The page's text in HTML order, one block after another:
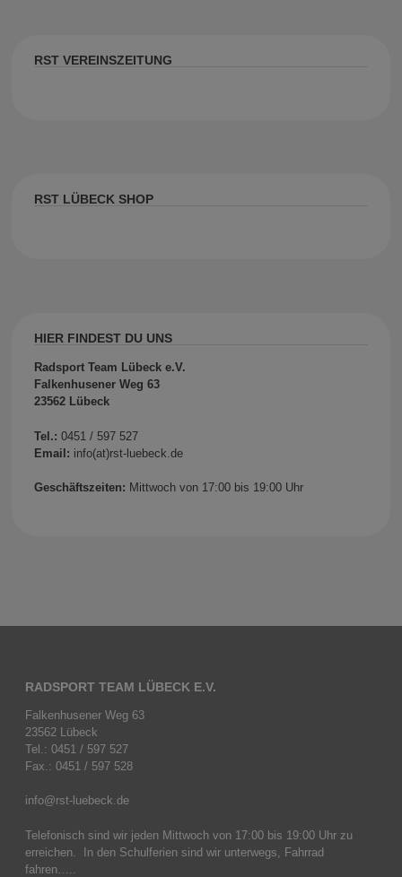
RST VEREINSZEITUNG
RST LÜBECK SHOP
HIER FINDEST DU UNS
Radsport Team Lübeck e.V.
Falkenhusener Weg 63
23562 Lübeck
Tel.: 0451 / 597 527
Email: info(at)rst-luebeck.de
Geschäftszeiten: Mittwoch von 17:00 bis 19:00 Uhr
RADSPORT TEAM LÜBECK E.V.
Falkenhusener Weg 63
23562 Lübeck
Tel.: 0451 / 597 527
Fax.: 0451 / 597 528
info@rst-luebeck.de
Telefonisch sind wir jeden Mittwoch von 17:00 bis 19:00 Uhr zu
erreichen. In den Schulferien sind wir unterwegs, Fahrrad
fahren…..